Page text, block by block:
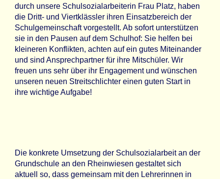
durch unsere Schulsozialarbeiterin Frau Platz, haben
die Dritt- und Viertklässler ihren Einsatzbereich der
Schulgemeinschaft vorgestellt. Ab sofort unterstützen
sie in den Pausen auf dem Schulhof: Sie helfen bei
kleineren Konflikten, achten auf ein gutes Miteinander
und sind Ansprechpartner für ihre Mitschüler. Wir
freuen uns sehr über ihr Engagement und wünschen
unseren neuen Streitschlichter einen guten Start in
ihre wichtige Aufgabe!
Die konkrete Umsetzung der Schulsozialarbeit an der
Grundschule an den Rheinwiesen gestaltet sich
aktuell so, dass gemeinsam mit den Lehrerinnen in